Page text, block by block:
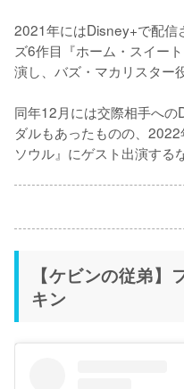
2021年にはDisney+で配信
ズ6作目『ホーム・スイー
演し、バズ・マカリスター
同年12月には交際相手への
ダルもあったものの、
ソウル』にゲスト出演する
【ケビンの従弟
キン